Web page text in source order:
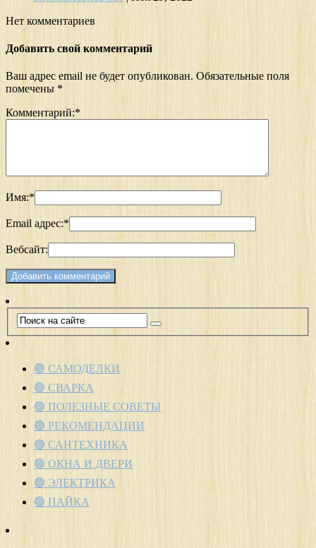
Нет комментариев
Добавить свой комментарий
Ваш адрес email не будет опубликован. Обязательные поля
помечены *
Комментарий:*
Имя:*
Email адрес:*
Вебсайт:
🟢 САМОДЕЛКИ
🟢 СВАРКА
🟢 ПОЛЕЗНЫЕ СОВЕТЫ
🟢 РЕКОМЕНДАЦИИ
🟢 САНТЕХНИКА
🟢 ОКНА И ДВЕРИ
🟢 ЭЛЕКТРИКА
🟢 ПАЙКА